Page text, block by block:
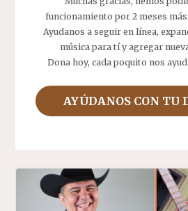
funcionamiento por 2 meses
Ayudanos a seguir en línea,
música para tí y agregar
Dona hoy, cada poquito nos
AYÚDANOS CON TU